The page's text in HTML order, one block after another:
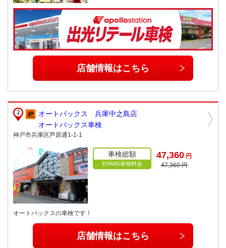
店舗情報はこちら
オートバックス 兵庫中之島店
オートバックス車検
神戸市兵庫区芦原通1-1-1
車検総額
EPARK車検料金
47,360 円
47,360 円
オートバックスの車検です！
店舗情報はこちら